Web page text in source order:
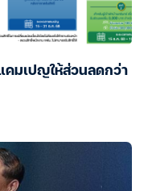
มเปญให้ส่วนลดกว่า